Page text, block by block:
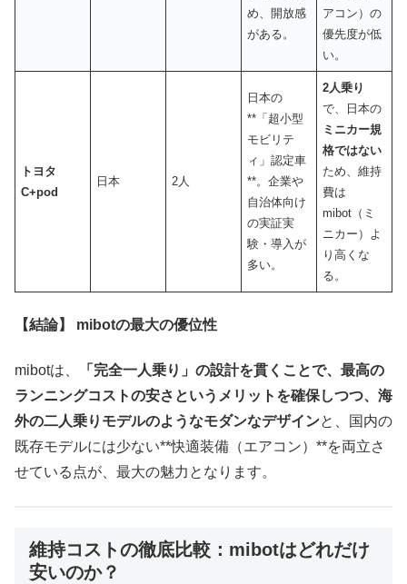
め、開放感
がある。
アコン）の
優先度が低
い。
トヨタ
C+pod
日本 2人
日本の
**「超小型
モビリテ
ィ」認定車
**。企業や
自治体向け
の実証実
験・導入が
多い。
2 人乗り
で、日本の
ミニカー規
格ではない
ため、維持
費は
mibot（ミ
ニカー）よ
り高くな
る。
【結論】 mibotの最大の優位性
mibotは、
「完全一人乗り」の設計を貫くことで、最高の
ランニングコストの安さというメリットを確保しつつ、海
外の二人乗りモデルのようなモダンなデザインと、国内の
既存モデルには少ない**快適装備（エアコン）**を両立さ
せている点が、最大の魅力となります。
維持コストの徹底比較：mibotはどれだけ
安いのか？